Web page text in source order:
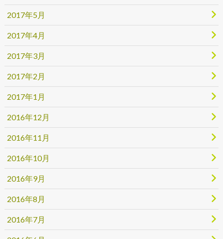
2017年5月
2017年4月
2017年3月
2017年2月
2017年1月
2016年12月
2016年11月
2016年10月
2016年9月
2016年8月
2016年7月